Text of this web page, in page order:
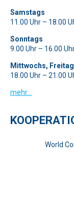
Samstags
11.00 Uhr – 18.00
Sonntags
9.00 Uhr – 16.00
Mittwochs,
18.00 Uhr – 21.00
mehr…
World